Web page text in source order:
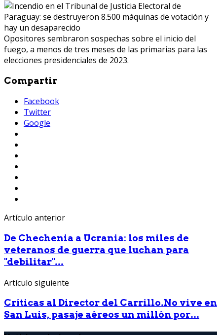
Opositores sembraron sospechas sobre el inicio del
fuego, a menos de tres meses de las primarias para las
elecciones presidenciales de 2023.
Compartir
Facebook
Twitter
Google
Artículo anterior
De Chechenia a Ucrania: los miles de
veteranos de guerra que luchan para
"debilitar"...
Artículo siguiente
Críticas al Director del Carrillo.No vive en
San Luis, pasaje aéreos un millón por...